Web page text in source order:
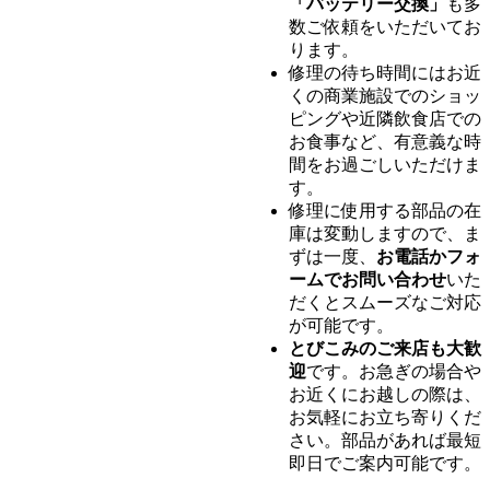
数ご依頼をいただいてお
ります。
修理の待ち時間にはお近
くの商業施設でのショッ
ピングや近隣飲食店での
お食事など、有意義な時
間をお過ごしいただけま
す。
修理に使用する部品の在
庫は変動しますので、ま
ずは一度、 お電話かフォ
ームでお問い合わせいた
だくとスムーズなご対応
が可能です。
とびこみのご来店も大歓
迎です。お急ぎの場合や
お近くにお越しの際は、
お気軽にお立ち寄りくだ
さい。部品があれば最短
即日でご案内可能です。